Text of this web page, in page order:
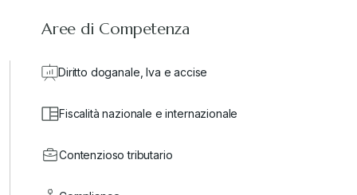
Aree di Competenza
Diritto doganale, Iva e accise
Fiscalità nazionale e internazionale
Contenzioso tributario